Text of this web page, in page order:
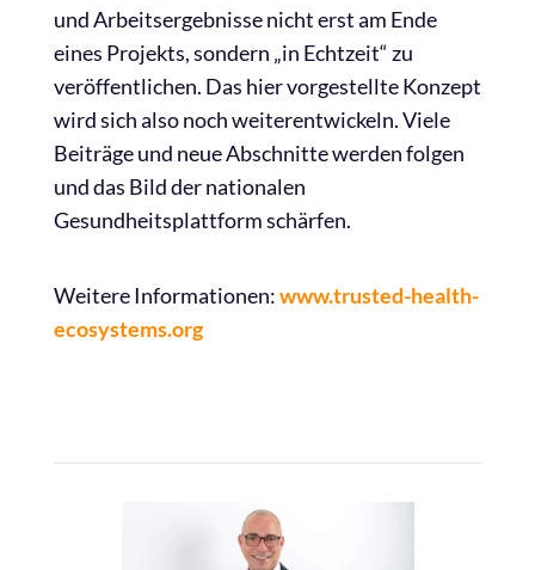
und Arbeitsergebnisse nicht erst am Ende
eines Projekts, sondern „in Echtzeit“ zu
veröffentlichen. Das hier vorgestellte Konzept
wird sich also noch weiterentwickeln. Viele
Beiträge und neue Abschnitte werden folgen
und das Bild der nationalen
Gesundheitsplattform schärfen.
Weitere Informationen:www.trusted-health-
ecosystems.org